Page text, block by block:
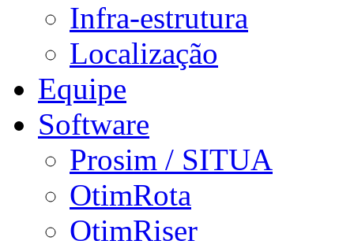
Infra-estrutura
Localização
Equipe
Software
Prosim / SITUA
OtimRota
OtimRiser